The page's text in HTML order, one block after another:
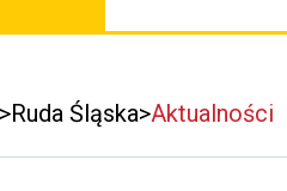
Ruda Śląska Aktualności